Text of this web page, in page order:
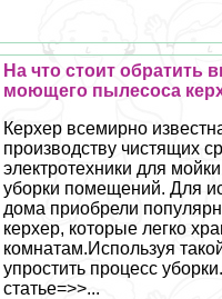
На что стоит обратить
моющего пылесоса
Керхер всемирно
производству чистящих
электротехники для
уборки помещений. Для
дома приобрели
керхер, которые легко
комнатам.Используя
упростить процесс
статье=>>...